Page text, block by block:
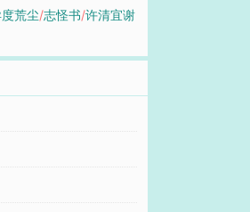
荒尘/志怪书/许清宜谢